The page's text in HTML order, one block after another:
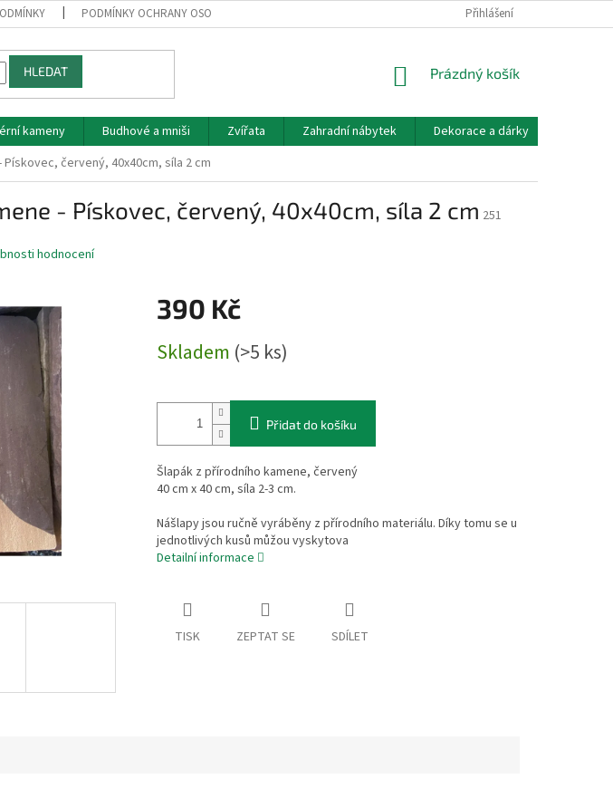
PODMÍNKY OCHRANY OSOBNÍCH ÚDAJŮ KONTAKT, OTEVÍRACÍ DOBA
Přihlášení
HLEDAT
NÁKUPNÍ
Prázdný košík
kameny Budhové a mniši Zvířata Zahradní nábytek Dekorace a dárky
červený, 40x40cm, síla 2 cm
- Pískovec, červený, 40x40cm, síla 2 cm 251
hodnocení
390 Kč
cena:
Skladem (>5 ks)
Přidat do košíku
Šlapák z přírodního kamene, červený
40 cm x 40 cm, síla 2-3 cm.
Nášlapy jsou ručně vyráběny z přírodního materiálu. Díky tomu se u
jednotlivých kusů můžou vyskytova
Detailní informace
TISK ZEPTAT SE SDÍLET